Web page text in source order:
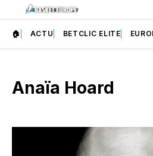
🏠 ACTU BETCLIC ELITE
Anaïa Hoard